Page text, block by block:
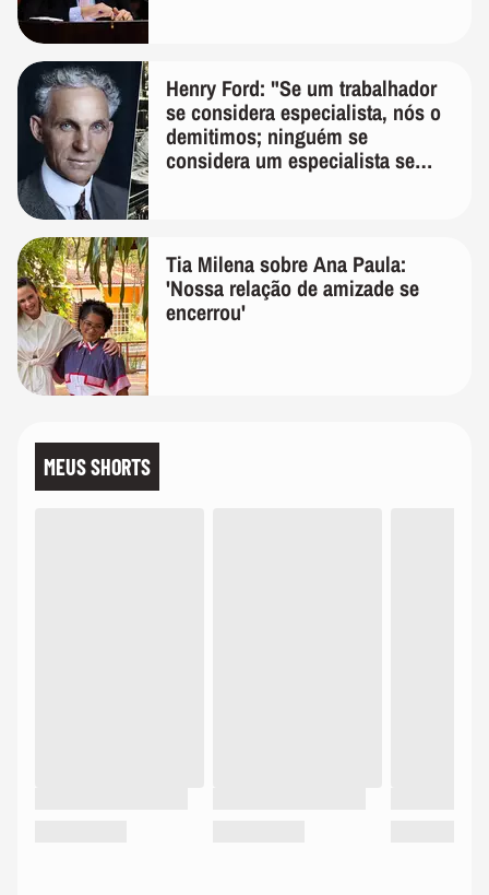
Henry Ford: "Se um trabalhador
se considera especialista, nós o
demitimos; ninguém se
considera um especialista se
Tia Milena sobre Ana Paula:
'Nossa relação de amizade se
encerrou'
MEUS SHORTS